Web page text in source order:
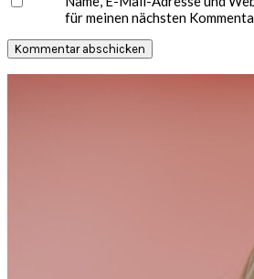
für meinen nächsten